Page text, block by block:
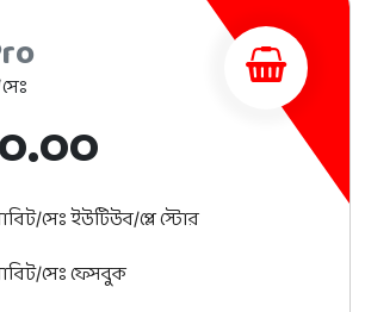
সেঃ ইউটিউব/প্লে স্টোর
সেঃ ফেসবুক